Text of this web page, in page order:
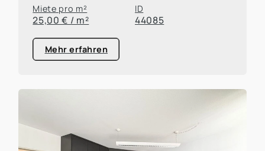
Miete pro m²
25,00 € / m²
ID
44085
Mehr erfahren